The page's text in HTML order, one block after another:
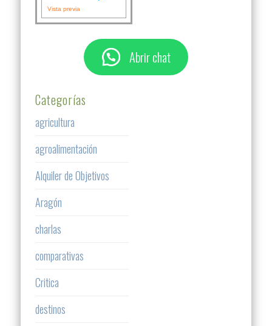
Vista previa
Abrir chat
Categorías
agricultura
agroalimentación
Alquiler de Objetivos
Aragón
charlas
comparativas
Critica
destinos